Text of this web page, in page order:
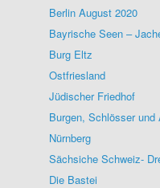
Berlin August 2020
Bayrische Seen –
Burg Eltz
Ostfriesland
Jüdischer Friedhof
Burgen, Schlösser und
Nürnberg
Sächsiche Schweiz-
Die Bastei